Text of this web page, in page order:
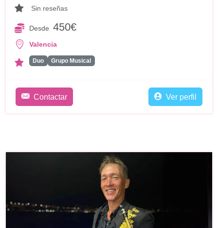
Sin reseñas
Desde 450€
Valencia
Duo Grupo Musical
Contactar Ver perfil